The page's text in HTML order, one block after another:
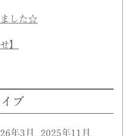
した☆
】
ブ
年3月 2025年11月